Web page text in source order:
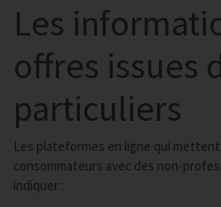
Les
offres issues
particuliers
Les plateformes en ligne qui
consommateurs avec des non-
indiquer :